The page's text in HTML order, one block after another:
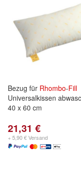
Bezug für Rhombo-Fill
Universalkissen
40 x 60 cm
21,31 €
+ 5,90 € Versand